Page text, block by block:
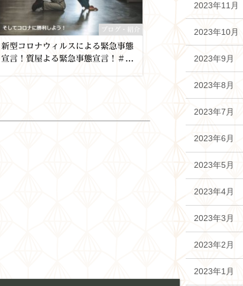
ブログ・紹介
新型コロナウィルスによる緊急事態
宣言！質屋よる緊急事態宣言！＃お
川区・松戸・買取
2023年11月
2023年10月
2023年9月
2023年8月
2023年7月
2023年6月
2023年5月
2023年4月
2023年3月
2023年2月
2023年1月